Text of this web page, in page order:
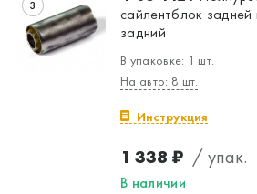
Да, верно
3
сайлентблок
задний
В упаковке: 1 шт.
На авто: 8 шт.
Инструкция
1 338 ₽ / упак.
В наличии